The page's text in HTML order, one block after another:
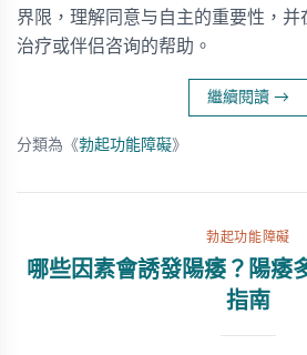
界限，理解同意与自主的重要性，并
治疗或伴侣咨询的帮助。
繼續閱讀 →
分類為《勃起功能障礙》
勃起功能障礙
哪些因素會誘發陽痿？陽痿
指南